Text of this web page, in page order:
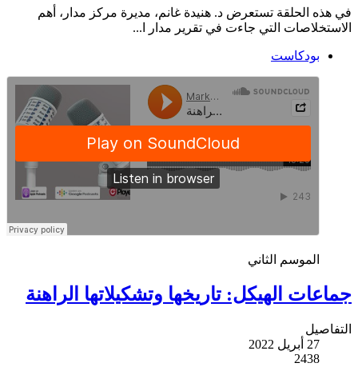
في هذه الحلقة تستعرض د. هنيدة غانم، مديرة مركز مدار، أهم
الاستخلاصات التي جاءت في تقرير مدار ا...
بودكاست
الموسم الثاني
جماعات الهيكل: تاريخها وتشكيلاتها الراهنة
التفاصيل
27 أبريل 2022
2438